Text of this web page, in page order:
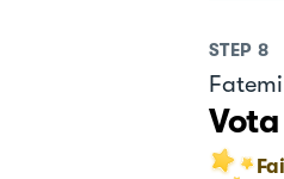
STEP 8